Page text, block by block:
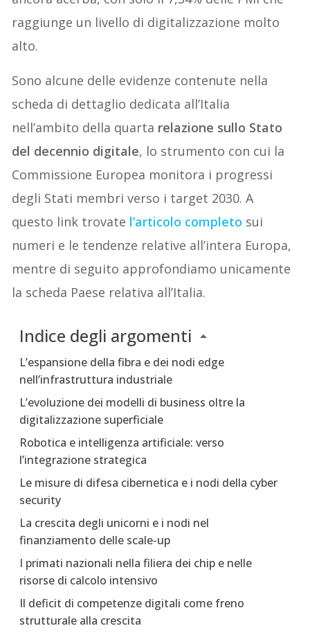
raggiunge un livello di digitalizzazione molto
alto.
Sono alcune delle evidenze contenute nella
scheda di dettaglio dedicata all’Italia
nell’ambito della quarta relazione sullo Stato
del decennio digitale, lo strumento con cui la
Commissione Europea monitora i progressi
degli Stati membri verso i target 2030. A
questo link trovate l’articolo completo sui
numeri e le tendenze relative all’intera Europa,
mentre di seguito approfondiamo unicamente
la scheda Paese relativa all’Italia.
Indice degli argomenti
L’espansione della fibra e dei nodi edge
nell’infrastruttura industriale
L’evoluzione dei modelli di business oltre la
digitalizzazione superficiale
Robotica e intelligenza artificiale: verso
l’integrazione strategica
Le misure di difesa cibernetica e i nodi della cyber
security
La crescita degli unicorni e i nodi nel
finanziamento delle scale-up
I primati nazionali nella filiera dei chip e nelle
risorse di calcolo intensivo
Il deficit di competenze digitali come freno
strutturale alla crescita